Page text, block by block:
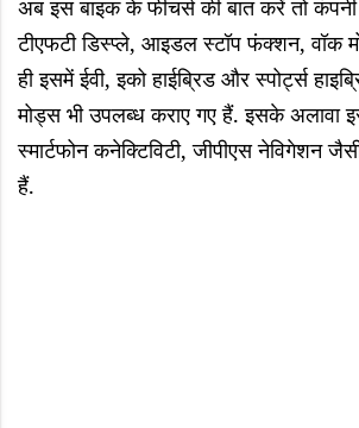
अब इस बाइक के फीचर्स की बात करें तो
टीएफटी डिस्‍प्ले, आइडल स्टॉप फंक्‍शन, वॉक
ही इसमें ईवी, इको हाईब्रिड और स्पोर्ट्स
मोड्स भी उपलब्ध कराए गए हैं. इसके अलावा
स्मार्टफोन कनेक्टिविटी, जीपीएस नेविगेशन
हैं.